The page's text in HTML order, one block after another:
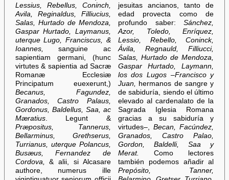
Lessius, Rebellus, Coninch,
Avila, Reginaldus, Filliucius,
Salas, Hurtado de Mendoza,
Gaspar Hurtado, Laymanus,
uterque Lugo, Franciscus, &
Ioannes, sanguine ac
sapientiam germani, (hunc
virtutes & sapientia ad Sacræ
Romanæ Ecclesiæ
Principatum euexerunt,)
Becanus, Fagundez,
Granados, Castro Palaus,
Gordonus, Baldellus, Saa, ac
Mæratius. Legunt &
Præpositus, Tannerus,
Bellarminus, Grethserus,
Turrianus, uterque Polancus,
Busæus, Fernandez de
Cordova, & alii, si Alcasare
authore, numerus ille
jesuitas ancianos, tanto de
edad provecta como de
profundo saber:Sánchez,
Azor, Toledo, Enríquez,
Lessio, Rebello, Coninck,
Ávila, Regnauld, Filliucci,
Salas, Hurtado de Mendoza,
Gaspar Hurtado, Laymann,
los dos Lugos –Francisco y
Juan, hermanos de sangre y
de sabiduría, siendo el último
elevado al cardenalato de la
Sagrada Iglesia Romana
gracias a su sabiduría y
virtudes–,Becan, Facúndez,
Granados, Castro Palao,
Gordon, Baldelli, Saa y
Merat.
Como lectores
también podemos añadir al
Prepósito, Tanner,